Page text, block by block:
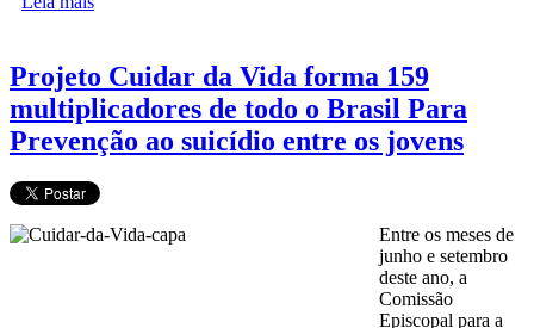
Projeto Cuidar da Vida forma 159
multiplicadores de todo o Brasil Para
Prevenção ao suicídio entre os jovens
Entre os meses de
junho e setembro
deste ano, a
Comissão
Episcopal para a